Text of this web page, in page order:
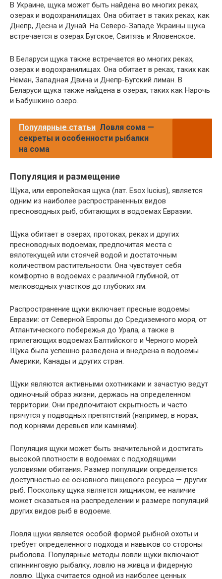
В Украине, щука может быть найдена во многих реках,
озерах и водохранилищах. Она обитает в таких реках, как
Днепр, Десна и Дунай. На Северо-Западе Украины щука
встречается в озерах Бугское, Свитязь и Яловенское.
В Беларуси щука также встречается во многих реках,
озерах и водохранилищах. Она обитает в реках, таких как
Неман, Западная Двина и Днепр-Бугский лиман. В
Беларуси щука также найдена в озерах, таких как Нарочь
и Бабушкино озеро.
Популярные статьи Ловля сома —
секреты и особенности рыбалки
на сома
Популяция и размещение
Щука, или европейская щука (лат. Esox lucius), является
одним из наиболее распространенных видов
пресноводных рыб, обитающих в водоемах Евразии.
Щука обитает в озерах, протоках, реках и других
пресноводных водоемах, предпочитая места с
вялотекущей или стоячей водой и достаточным
количеством растительности. Она чувствует себя
комфортно в водоемах с различной глубиной, от
мелководных участков до глубоких ям.
Распространение щуки включает пресные водоемы
Евразии: от Северной Европы до Средиземного моря, от
Атлантического побережья до Урала, а также в
прилегающих водоемах Балтийского и Черного морей.
Щука была успешно разведена и внедрена в водоемы
Америки, Канады и других стран.
Щуки являются активными охотниками и зачастую ведут
одиночный образ жизни, держась на определенном
территории. Они предпочитают скрытность и часто
прячутся у подводных препятствий (например, в норах,
под корнями деревьев или камнями).
Популяция щуки может быть значительной и достигать
высокой плотности в водоемах с подходящими
условиями обитания. Размер популяции определяется
доступностью ее основного пищевого ресурса — других
рыб. Поскольку щука является хищником, ее наличие
может сказаться на распределении и размере популяций
других видов рыб в водоеме.
Ловля щуки является особой формой рыбной охоты и
требует определенного подхода и навыков со стороны
рыболова. Популярные методы ловли щуки включают
спиннинговую рыбалку, ловлю на живца и фидерную
ловлю. Щука считается одной из наиболее ценных